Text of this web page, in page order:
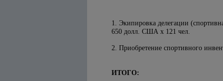
1. Экипировка делегации
650 долл. США х 121 чел.
2. Приобретение спортивного
ИТОГО: